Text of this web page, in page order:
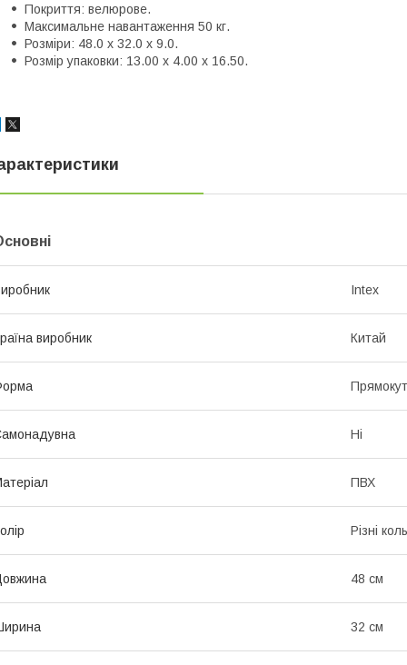
Покриття: велюрове.
Максимальне навантаження 50 кг.
Розміри: 48.0 x 32.0 x 9.0.
Розмір упаковки: 13.00 x 4.00 x 16.50.
Intex
виробник Китай
Ні
ПВХ
Різні
48 см
32 см